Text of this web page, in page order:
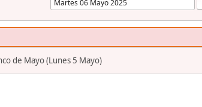
de Mayo (Lunes 5 Mayo)